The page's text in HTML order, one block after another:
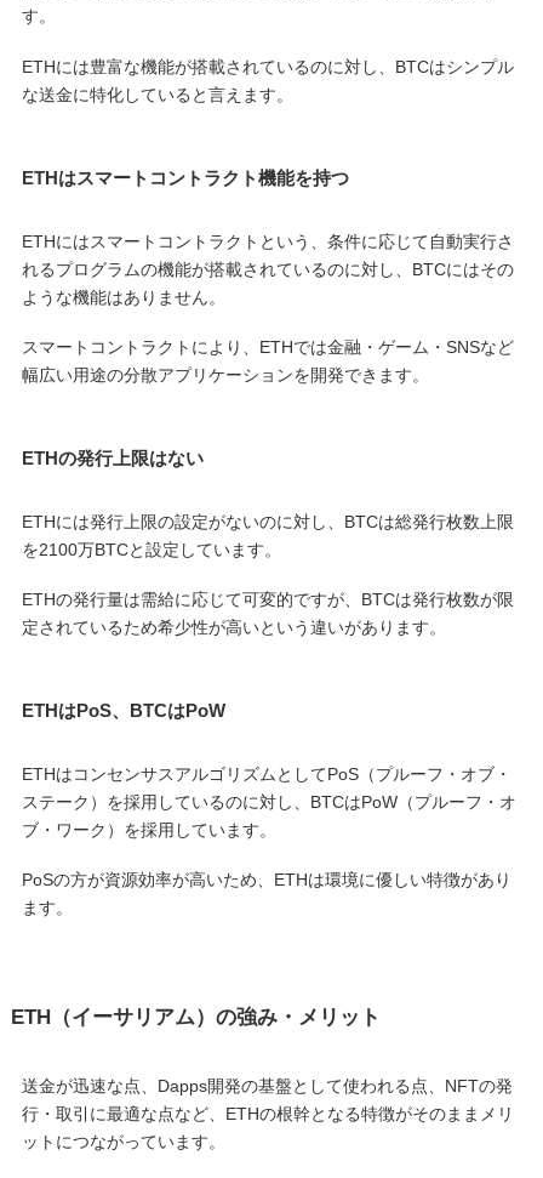
す。
ETHには豊富な機能が搭載されているのに対し、BTCはシンプル
な送金に特化していると言えます。
ETHはスマートコントラクト機能を持つ
ETHにはスマートコントラクトという、条件に応じて自動実行さ
れるプログラムの機能が搭載されているのに対し、BTCにはその
ような機能はありません。
スマートコントラクトにより、ETHでは金融・ゲーム・SNSなど
幅広い用途の分散アプリケーションを開発できます。
ETHの発行上限はない
ETHには発行上限の設定がないのに対し、BTCは総発行枚数上限
を2100万BTCと設定しています。
ETHの発行量は需給に応じて可変的ですが、BTCは発行枚数が限
定されているため希少性が高いという違いがあります。
ETHはPoS、BTCはPoW
ETHはコンセンサスアルゴリズムとしてPoS（プルーフ・オブ・
ステーク）を採用しているのに対し、BTCはPoW（プルーフ・オ
ブ・ワーク）を採用しています。
PoSの方が資源効率が高いため、ETHは環境に優しい特徴があり
ます。
ETH（イーサリアム）の強み・メリット
送金が迅速な点、Dapps開発の基盤として使われる点、NFTの発
行・取引に最適な点など、ETHの根幹となる特徴がそのままメリ
ットにつながっています。